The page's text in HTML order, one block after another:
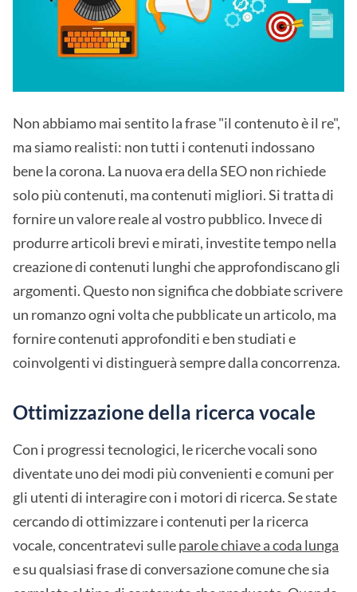
Non abbiamo mai sentito la frase "il contenuto è il re",
ma siamo realisti: non tutti i contenuti indossano
bene la corona. La nuova era della SEO non richiede
solo più contenuti, ma contenuti migliori. Si tratta di
fornire un valore reale al vostro pubblico. Invece di
produrre articoli brevi e mirati, investite tempo nella
creazione di contenuti lunghi che approfondiscano gli
argomenti. Questo non significa che dobbiate scrivere
un romanzo ogni volta che pubblicate un articolo, ma
fornire contenuti approfonditi e ben studiati e
coinvolgenti vi distinguerà sempre dalla concorrenza.
Ottimizzazione della ricerca vocale
Con i progressi tecnologici, le ricerche vocali sono
diventate uno dei modi più convenienti e comuni per
gli utenti di interagire con i motori di ricerca. Se state
cercando di ottimizzare i contenuti per la ricerca
vocale, concentratevi sulleparole chiave a coda lunga
e su qualsiasi frase di conversazione comune che sia